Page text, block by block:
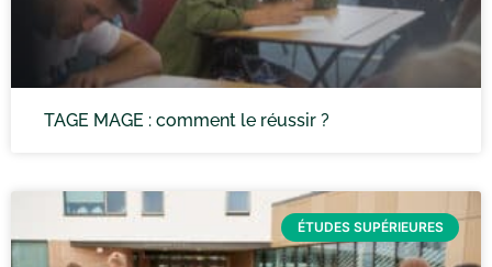
TAGE MAGE : comment le réussir ?
ÉTUDES SUPÉRIEURES